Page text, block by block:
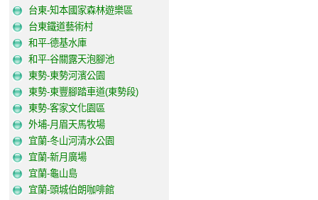
台東-知本國家森林遊樂區
台東鐵道藝術村
和平-德基水庫
和平-谷關露天泡腳池
東勢-東勢河濱公園
東勢-東豐腳踏車道(東勢段)
東勢-客家文化園區
外埔-月眉天馬牧場
宜蘭-冬山河清水公園
宜蘭-新月廣場
宜蘭-龜山島
宜蘭-頭城伯朗咖啡館